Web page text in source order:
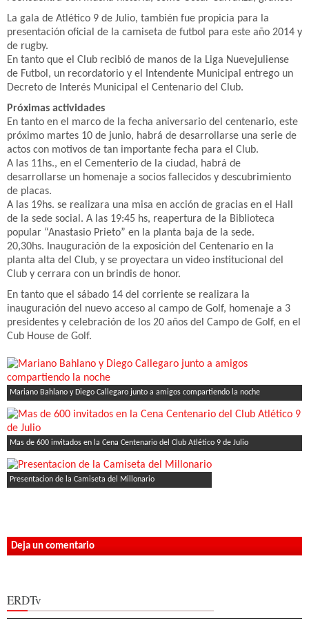
La gala de Atlético 9 de Julio, también fue propicia para la
presentación oficial de la camiseta de futbol para este año 2014 y
de rugby.
En tanto que el Club recibió de manos de la Liga Nuevejuliense
de Futbol, un recordatorio y el Intendente Municipal entrego un
Decreto de Interés Municipal el Centenario del Club.
Próximas actividades
En tanto en el marco de la fecha aniversario del centenario, este
próximo martes 10 de junio, habrá de desarrollarse una serie de
actos con motivos de tan importante fecha para el Club.
A las 11hs., en el Cementerio de la ciudad, habrá de
desarrollarse un homenaje a socios fallecidos y descubrimiento
de placas.
A las 19hs. se realizara una misa en acción de gracias en el Hall
de la sede social. A las 19:45 hs, reapertura de la Biblioteca
popular “Anastasio Prieto” en la planta baja de la sede.
20,30hs. Inauguración de la exposición del Centenario en la
planta alta del Club, y se proyectara un video institucional del
Club y cerrara con un brindis de honor.
En tanto que el sábado 14 del corriente se realizara la
inauguración del nuevo acceso al campo de Golf, homenaje a 3
presidentes y celebración de los 20 años del Campo de Golf, en el
Cub House de Golf.
Mariano Bahlano y Diego Callegaro junto a amigos compartiendo la noche
Mas de 600 invitados en la Cena Centenario del Club Atlético 9 de Julio
Presentacion de la Camiseta del Millonario
Deja un comentario
ERDTv